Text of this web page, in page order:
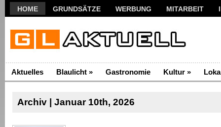
HOME GRUNDSÄTZE WERBUNG MITARBEIT
Aktuelles Blaulicht » Gastronomie Kultur »
Archiv | Januar 10th, 2026